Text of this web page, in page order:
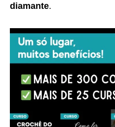
diamante.